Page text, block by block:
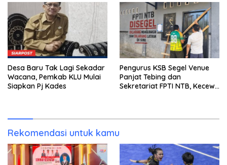
Desa Baru Tak Lagi Sekadar
Wacana, Pemkab KLU Mulai
Siapkan Pj Kades
Pengurus KSB Segel Venue
Panjat Tebing dan
Sekretariat FPTI NTB, Kecewa
Rekomendasi untuk kamu